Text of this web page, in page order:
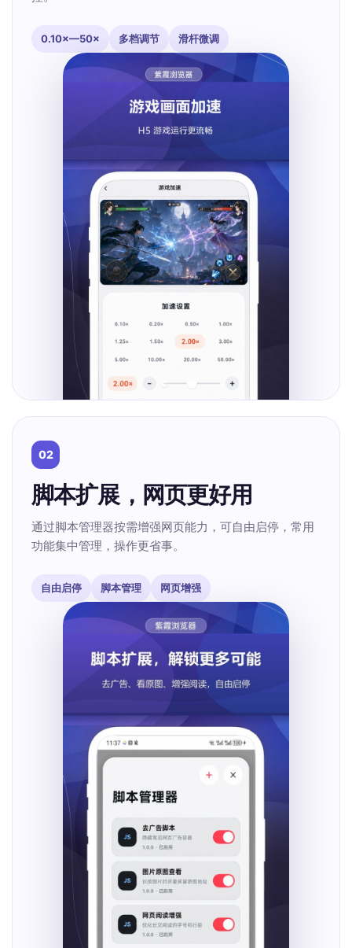
0.10×—50× 多档调节 滑杆微调
02
脚本扩展，网页更好用
通过脚本管理器按需增强网页能力，可自由启停，常用
功能集中管理，操作更省事。
自由启停 脚本管理 网页增强